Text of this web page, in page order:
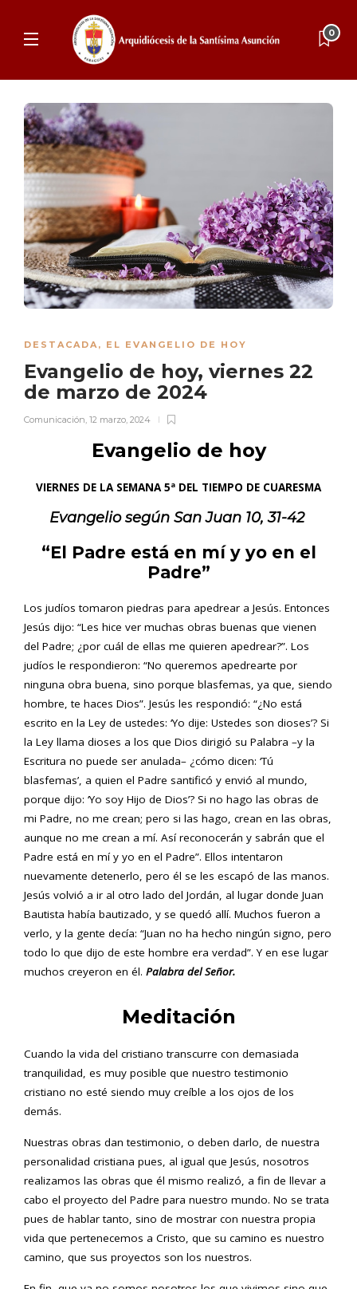
0
DESTACADA, EL EVANGELIO DE HOY
Evangelio de hoy, viernes 22
de marzo de 2024
Comunicación, 12 marzo, 2024
Evangelio de hoy
VIERNES DE LA SEMANA 5ª DEL TIEMPO DE CUARESMA
Evangelio según SanJuan 10, 31-42
“El Padre está en mí y yo en el
Padre”
Los judíos tomaron piedras para apedrear a Jesús. Entonces
Jesús dijo: “Les hice ver muchas obras buenas que vienen
del Padre; ¿por cuál de ellas me quieren apedrear?”. Los
judíos le respondieron: “No queremos apedrearte por
ninguna obra buena, sino porque blasfemas, ya que, siendo
hombre, te haces Dios”. Jesús les respondió: “¿No está
escrito en la Ley de ustedes: ‘Yo dije: Ustedes son dioses’? Si
la Ley llama dioses a los que Dios dirigió su Palabra –y la
Escritura no puede ser anulada– ¿cómo dicen: ‘Tú
blasfemas’, a quien el Padre santificó y envió al mundo,
porque dijo: ‘Yo soy Hijo de Dios’? Si no hago las obras de
mi Padre, no me crean; pero si las hago, crean en las obras,
aunque no me crean a mí. Así reconocerán y sabrán que el
Padre está en mí y yo en el Padre”. Ellos intentaron
nuevamente detenerlo, pero él se les escapó de las manos.
Jesús volvió a ir al otro lado del Jordán, al lugar donde Juan
Bautista había bautizado, y se quedó allí. Muchos fueron a
verlo, y la gente decía: “Juan no ha hecho ningún signo, pero
todo lo que dijo de este hombre era verdad”. Y en ese lugar
muchos creyeron en él. Palabra del Señor.
Meditación
Cuando la vida del cristiano transcurre con demasiada
tranquilidad, es muy posible que nuestro testimonio
cristiano no esté siendo muy creíble a los ojos de los
demás.
Nuestras obras dan testimonio, o deben darlo, de nuestra
personalidad cristiana pues, al igual que Jesús, nosotros
realizamos las obras que él mismo realizó, a fin de llevar a
cabo el proyecto del Padre para nuestro mundo. No se trata
pues de hablar tanto, sino de mostrar con nuestra propia
vida que pertenecemos a Cristo, que su camino es nuestro
camino, que sus proyectos son los nuestros.